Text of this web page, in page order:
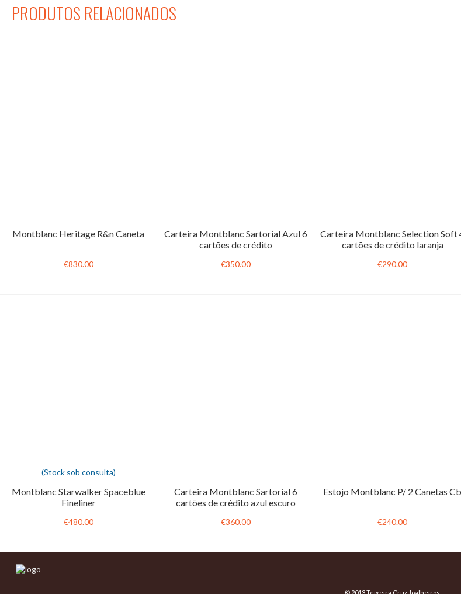
PRODUTOS RELACIONADOS
Montblanc Heritage R&n Caneta
€830.00
Carteira Montblanc Sartorial Azul 6
cartões de crédito
€350.00
Carteira Montblanc Selection Soft
cartões de crédito laranja
€290.00
(Stock sob consulta)
Montblanc Starwalker Spaceblue
Fineliner
€480.00
Carteira Montblanc Sartorial 6
cartões de crédito azul escuro
€360.00
Estojo Montblanc P/ 2 Canetas Cb
€240.00
© 2013 Teixeira Cruz Joalheiros